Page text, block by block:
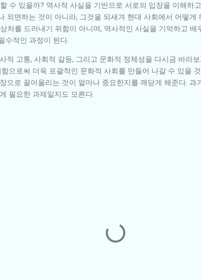
수 있을까? 역사적 사실을 기반으로 서로의 입장을 이해하
외면하는 것이 아니라, 그것을 되새겨 현대 사회에서 어떻
처를 드러내기 위함이 아니며, 역사적인 사실을 기억하고
수적인 과정이 된다.
적 고통, 사회적 갈등, 그리고 문화적 정체성을 다시금 바라
으로써 더욱 포괄적인 문화적 사회를 만들어 나갈 수 있을
으로 끌어올리는 것이 얼마나 중요한지를 깨닫게 해준다.
필요한 과제일지도 모른다.